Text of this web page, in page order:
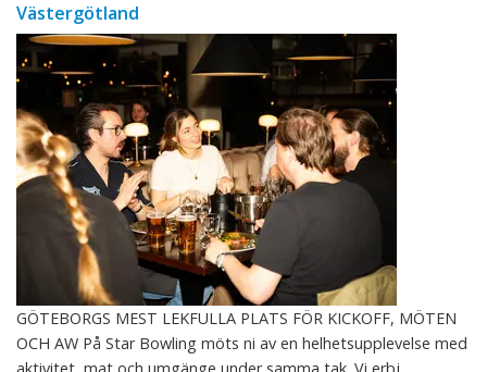
Västergötland
GÖTEBORGS MEST LEKFULLA PLATS FÖR KICKOFF, MÖTEN
OCH AW På Star Bowling möts ni av en helhetsupplevelse med